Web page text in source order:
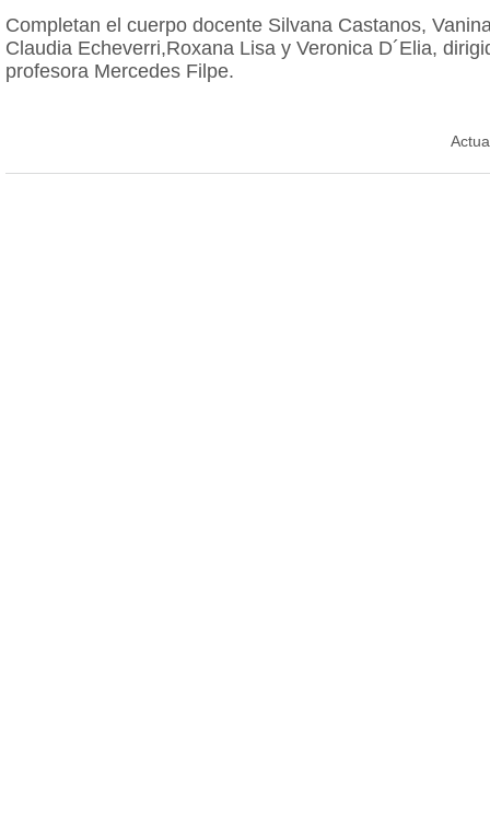
Completan el cuerpo docente Silvana Castanos,
Claudia Echeverri,Roxana Lisa y Veronica D´Elia,
profesora Mercedes Filpe.